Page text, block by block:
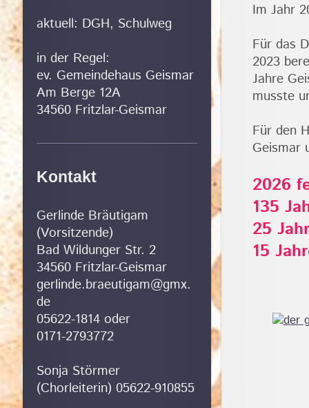
Im Jahr
Für das
2023
Jahre
musste
Für den
Geismar
2026
135
25
15
aktuell: DGH, Schulweg
in der Regel:
ev. Gemeindehaus Geismar
Am Berge 12A
34560 Fritzlar-Geismar
Kontakt
Gerlinde Bräutigam
(Vorsitzende)
Bad Wildunger Str. 2
34560 Fritzlar-Geismar
gerlinde.braeutigam@gmx.
de
05622-1814 oder
0171-2793772
Sonja Störmer
(Chorleiterin) 05622-910855